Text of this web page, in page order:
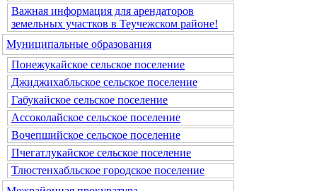
Важная информация для арендаторов
земельных участков в Теучежском районе!
Муниципальные образования
Понежукайское сельское поселение
Джиджихабльское сельское поселение
Габукайское сельское поселение
Ассоколайское сельское поселение
Вочепшийское сельское поселение
Пчегатлукайское сельское поселение
Тлюстенхабльское городское поселение